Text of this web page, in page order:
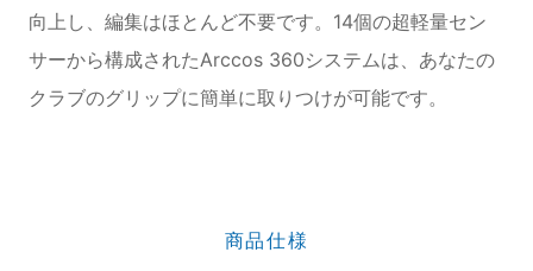
向上し、編集はほとんど不要です。14個の超軽量セン
サーから構成されたArccos 360システムは、あなたの
クラブのグリップに簡単に取りつけが可能です。
商品仕様